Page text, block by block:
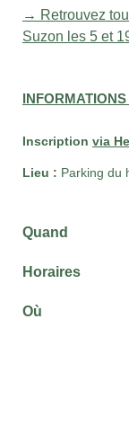
→ Retrouvez
Suzon les 5 et
Inscription via
Lieu : Parking du
Quand
Horaires
Où